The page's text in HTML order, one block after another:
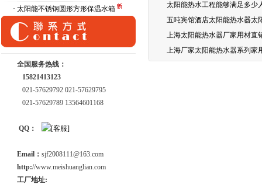
· 太阳能不锈钢圆形方形保温水箱
全国服务热线：
15821413123
021-57629792 021-57629795
021-57629789 13564601168
QQ：
Email： sjf2008111@163.com
http://www.meishuanglian.com
工厂地址:
太阳能热水工程能够满足多少
五吨宾馆酒店太阳能热水器太
上海太阳能热水器厂家用材直
上海厂家太阳能热水器系列家